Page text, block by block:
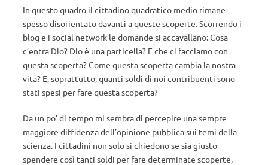
In questo quadro il cittadino quadratico medio rimane
spesso disorientato davanti a queste scoperte. Scorrendo i
blog e i social network le domande si accavallano: Cosa
c’entra Dio? Dio è una particella? E che ci facciamo con
questa scoperta? Come questa scoperta cambia la nostra
vita? E, soprattutto, quanti soldi di noi contribuenti sono
stati spesi per fare questa scoperta?
Da un po’ di tempo mi sembra di percepire una sempre
maggiore diffidenza dell’opinione pubblica sui temi della
scienza. I cittadini non solo si chiedono se sia giusto
spendere così tanti soldi per fare determinate scoperte,